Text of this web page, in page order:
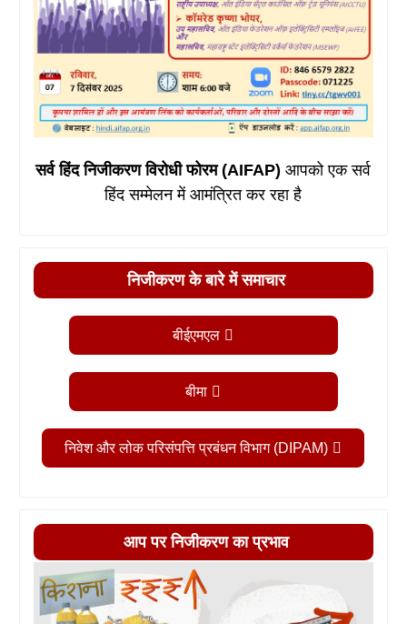
सर्व हिंद निजीकरण विरोधी फोरम (AIFAP)आपको एक सर्व
हिंद सम्मेलन में आमंत्रित कर रहा है
निजीकरण के बारे में समाचार
बीईएमएल
बीमा
निवेश और लोक परिसंपत्ति प्रबंधन विभाग (DIPAM)
आप पर निजीकरण का प्रभाव